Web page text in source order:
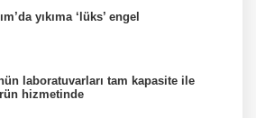
yıkıma ‘lüks’ engel
laboratuvarları tam kapasite ile
hizmetinde